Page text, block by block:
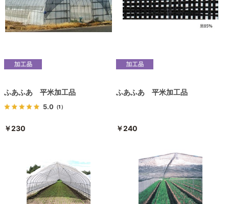
ふあふあ 平米加工品
5.0 （1）
￥230
ふあふあ 平米加工品
￥240